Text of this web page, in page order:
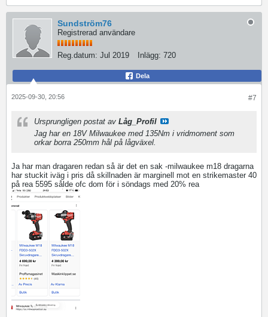
Sundström76
Registrerad användare
Reg.datum: Jul 2019 Inlägg: 720
Dela
#7
2025-09-30, 20:56
Ursprungligen postat av Låg_Profil
Jag har en 18V Milwaukee med 135Nm i vridmoment som
orkar borra 250mm hål på lågväxel.
Ja har man dragaren redan så är det en sak -milwaukee m18 dragarna
har stuckit iväg i pris då skillnaden är marginell mot en strikemaster 40
på rea 5595 sålde ofc dom för i söndags med 20% rea